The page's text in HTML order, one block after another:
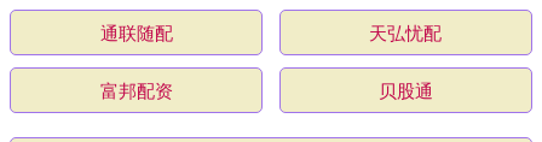
通联随配 天弘忧配
富邦配资 贝股通